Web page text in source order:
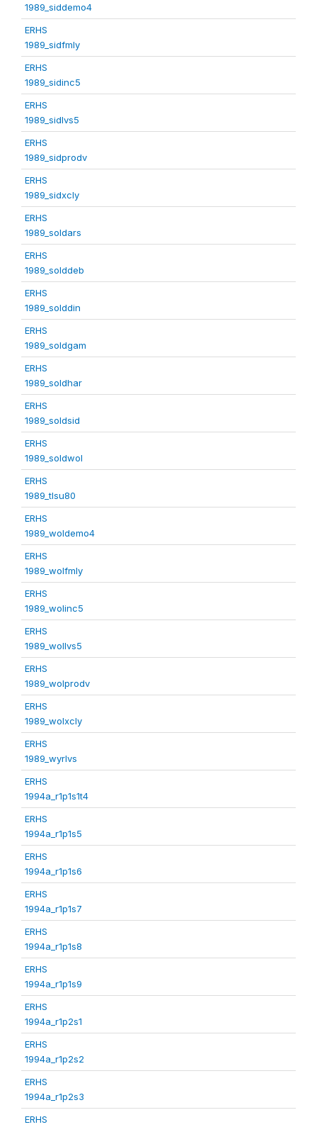
1989_siddemo4
ERHS
1989_sidfmly
ERHS
1989_sidinc5
ERHS
1989_sidlvs5
ERHS
1989_sidprodv
ERHS
1989_sidxcly
ERHS
1989_soldars
ERHS
1989_solddeb
ERHS
1989_solddin
ERHS
1989_soldgam
ERHS
1989_soldhar
ERHS
1989_soldsid
ERHS
1989_soldwol
ERHS
1989_tlsu80
ERHS
1989_woldemo4
ERHS
1989_wolfmly
ERHS
1989_wolinc5
ERHS
1989_wollvs5
ERHS
1989_wolprodv
ERHS
1989_wolxcly
ERHS
1989_wyrlvs
ERHS
1994a_r1p1s1t4
ERHS
1994a_r1p1s5
ERHS
1994a_r1p1s6
ERHS
1994a_r1p1s7
ERHS
1994a_r1p1s8
ERHS
1994a_r1p1s9
ERHS
1994a_r1p2s1
ERHS
1994a_r1p2s2
ERHS
1994a_r1p2s3
ERHS